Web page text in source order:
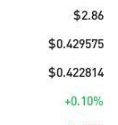
$2.86
$0.429575
$0.422814
+0.10%